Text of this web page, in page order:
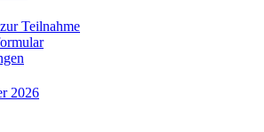
Teilnahme
2026